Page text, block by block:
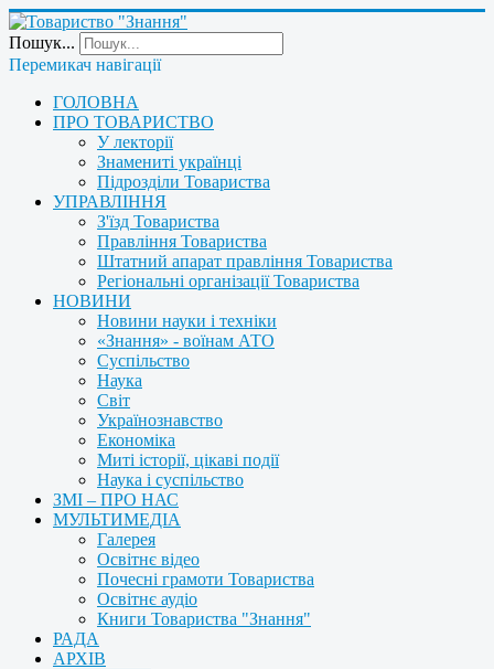
Пошук...
Перемикач навігації
ГОЛОВНА
ПРО ТОВАРИСТВО
У лекторії
Знамениті українці
Підрозділи Товариства
УПРАВЛІННЯ
З'їзд Товариства
Правління Товариства
Штатний апарат правління Товариства
Регіональні організації Товариства
НОВИНИ
Новини науки і техніки
«Знання» - воїнам АТО
Суспільство
Наука
Світ
Українознавство
Економіка
Миті історії, цікаві події
Наука і суспільство
ЗМІ – ПРО НАС
МУЛЬТИМЕДІА
Галерея
Освітнє відео
Почесні грамоти Товариства
Освітнє аудіо
Книги Товариства "Знання"
РАДА
АРХІВ